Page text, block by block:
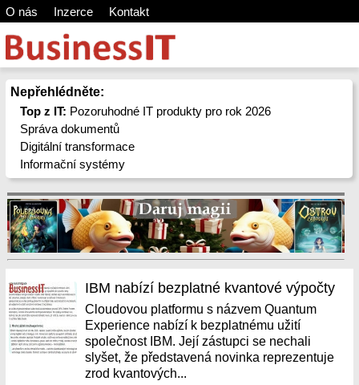
O nás Inzerce Kontakt
Nepřehlédněte:
Top z IT: Pozoruhodné IT produkty pro rok 2026
Správa dokumentů
Digitální transformace
Informační systémy
IBM nabízí bezplatné kvantové výpočty
Cloudovou platformu s názvem Quantum
Experience nabízí k bezplatnému užití
společnost IBM. Její zástupci se nechali
slyšet, že představená novinka reprezentuje
zrod kvantových...